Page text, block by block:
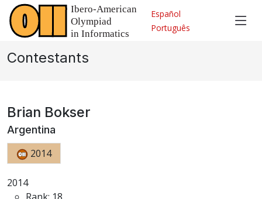
Español
Português
Contestants
Brian Bokser
Argentina
2014
2014